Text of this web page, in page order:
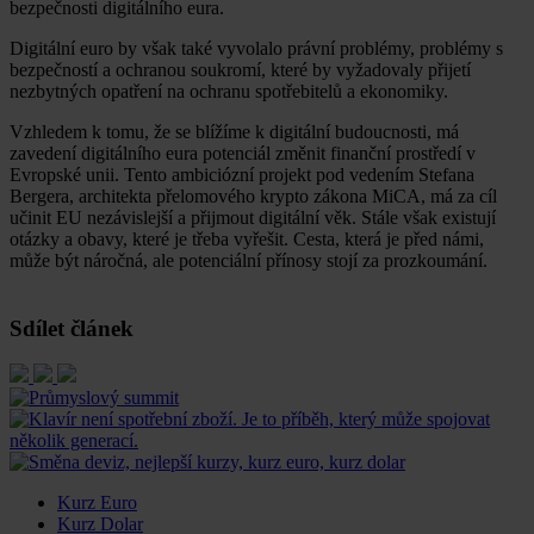
bezpečnosti digitálního eura.
Digitální euro by však také vyvolalo právní problémy, problémy s
bezpečností a ochranou soukromí, které by vyžadovaly přijetí
nezbytných opatření na ochranu spotřebitelů a ekonomiky.
Vzhledem k tomu, že se blížíme k digitální budoucnosti, má
zavedení digitálního eura potenciál změnit finanční prostředí v
Evropské unii. Tento ambiciózní projekt pod vedením Stefana
Bergera, architekta přelomového krypto zákona MiCA, má za cíl
učinit EU nezávislejší a přijmout digitální věk. Stále však existují
otázky a obavy, které je třeba vyřešit. Cesta, která je před námi,
může být náročná, ale potenciální přínosy stojí za prozkoumání.
Sdílet článek
Kurz Euro
Kurz Dolar